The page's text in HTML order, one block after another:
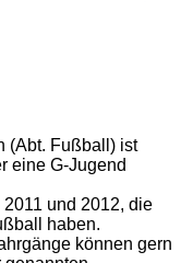
(Abt. Fußball) ist
eine G-Jugend
und 2012, die
haben.
können gern